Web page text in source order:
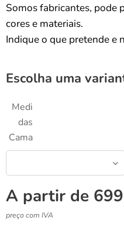
Somos fabricantes, pode
cores e materiais.
Indique o que pretende e
Escolha uma
Medi
das
Cama
A partir de
preço com IVA